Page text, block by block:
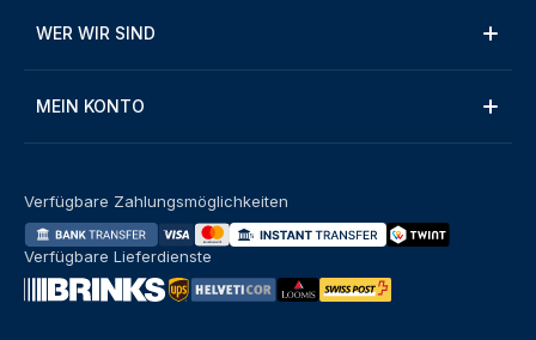
WER WIR SIND
MEIN KONTO
Verfügbare Zahlungsmöglichkeiten
Verfügbare Lieferdienste